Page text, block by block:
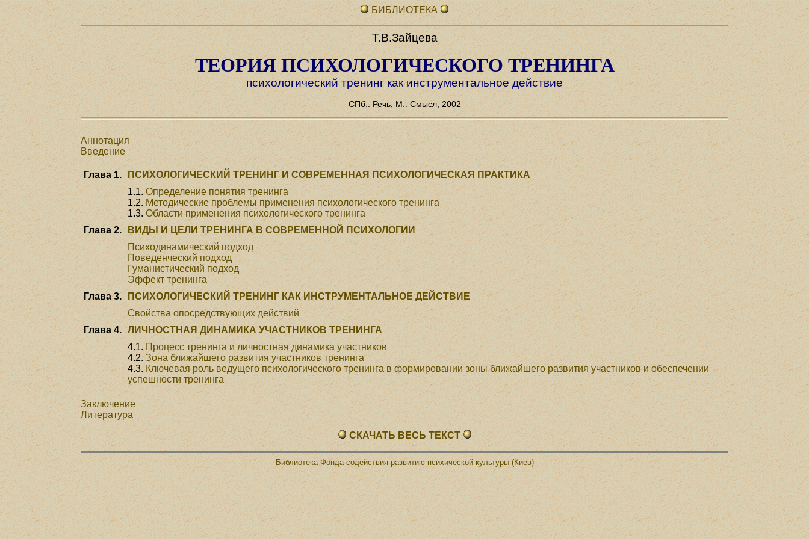
БИБЛИОТЕКА
Т.В.Зайцева
ТЕОРИЯ ПСИХОЛОГИЧЕСКОГО ТРЕНИНГА
психологический тренинг как инструментальное действие
СПб.: Речь, М.: Смысл, 2002
Аннотация
Введение
Глава 1.
ПСИХОЛОГИЧЕСКИЙ ТРЕНИНГ И СОВРЕМЕННАЯ ПСИХОЛОГИЧЕСКАЯ ПРАКТИКА
1.1.Определение понятия тренинга
1.2. Методические проблемы применения психологического тренинга
1.3.Области применения психологического тренинга
Глава 2.
ВИДЫ И ЦЕЛИ ТРЕНИНГА В СОВРЕМЕННОЙ ПСИХОЛОГИИ
Психодинамический подход
Поведенческий подход
Гуманистический подход
Эффект тренинга
Глава 3.
ПСИХОЛОГИЧЕСКИЙ ТРЕНИНГ КАК ИНСТРУМЕНТАЛЬНОЕ ДЕЙСТВИЕ
Свойства опосредствующих действий
Глава 4.
ЛИЧНОСТНАЯ ДИНАМИКА УЧАСТНИКОВ ТРЕНИНГА
4.1. Процесс тренинга и личностная динамика участников
4.2.Зона ближайшего развития участников тренинга
4.3. Ключевая роль ведущего психологического тренинга в формировании зоны ближайшего развития участников и обеспечении
успешности тренинга
Заключение
Литература
СКАЧАТЬ ВЕСЬ ТЕКСТ
Библиотека Фонда содействия развитию психической культуры (Киев)